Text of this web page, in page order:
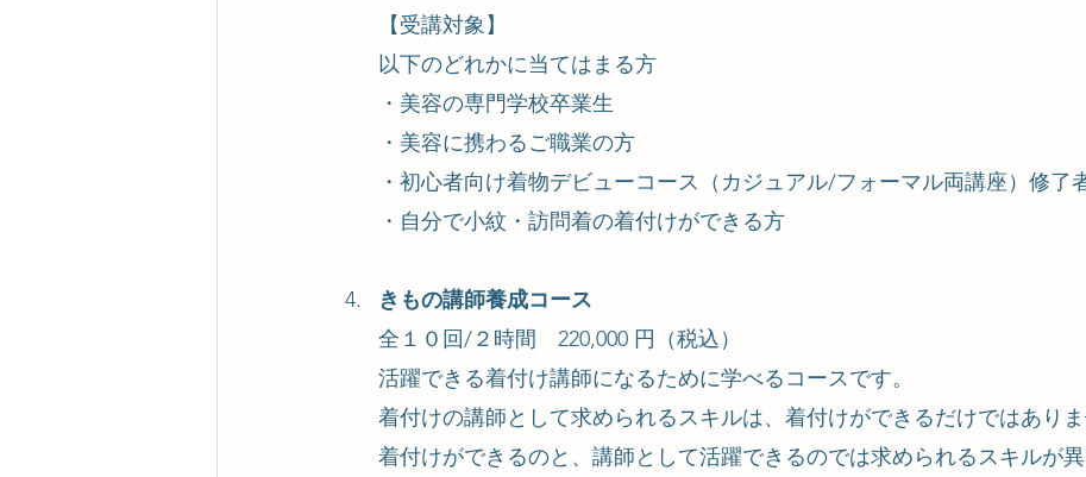
​【受講対象】
以下のどれかに当てはまる方
・美容の専門学校卒業生
・美容に携わるご職業の方
・初心者向け着物デビューコース（カジュアル/フォーマル両講座）修了
・自分で小紋・訪問着の着付けができる方
きもの講師養成コース
全１０回/２時間　220,000 円（税込）
活躍できる着付け講師になるために学べるコースです。
着付けの講師として求められるスキルは、着付けができるだけではありま
着付けができるのと、講師として活躍できるのでは求められるスキルが異